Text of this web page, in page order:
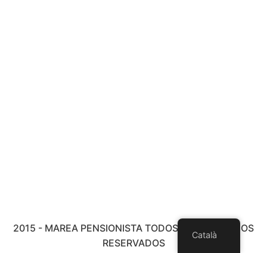
2015 - MAREA PENSIONISTA TODOS LOS DERECHOS
RESERVADOS
Català